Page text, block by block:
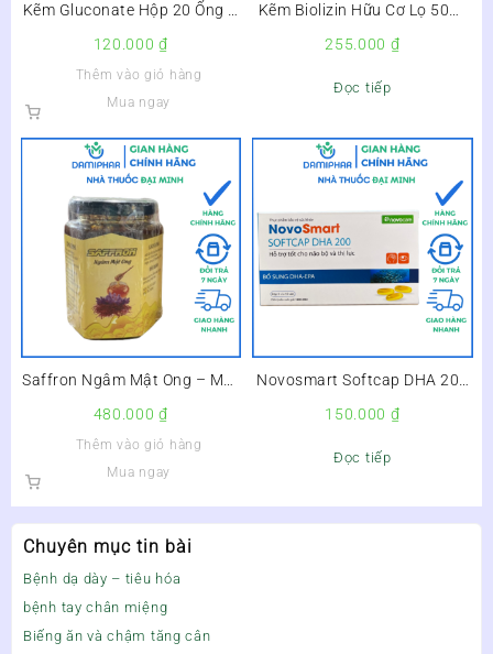
Chuyên mục tin bài
Bệnh dạ dày – tiêu hóa
bệnh tay chân miệng
Biếng ăn và chậm tăng cân
Kẽm Gluconate Hộp 20 Ống –
Giúp Bé Ăn Ngon, Tăng Sức
Đề Kháng –
120.000₫
Thêm vào giỏ hàng
Mua ngay
Kẽm Biolizin Hữu Cơ Lọ 50ml
– Giúp Bé Ăn Ngon, Tăng Đề
Kháng –
255.000 ₫
Đọc tiếp
Saffron Ngâm Mật Ong – Mật
Ong Nhụy Hoa Nghệ Tây
480.000₫
Thêm vào giỏ hàng
Mua ngay
Novosmart Softcap DHA 200
Hộp 30 Viên – Giúp Phát Triển
Não Bộ Và Thị Lực Cho Trẻ –
150.000 ₫
Đọc tiếp